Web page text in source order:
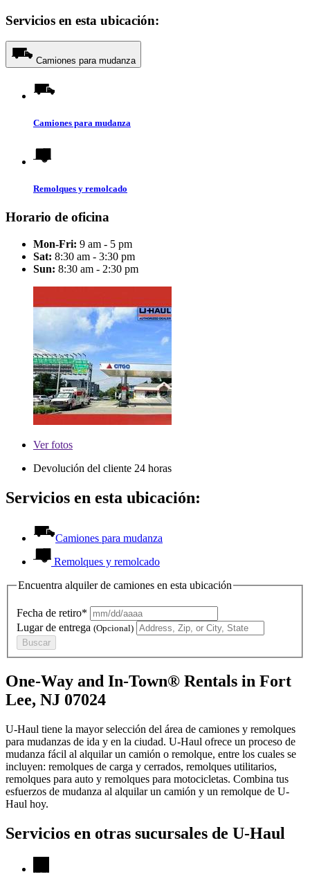
Servicios en esta ubicación:
Camiones para mudanza
Camiones para mudanza
Remolques y remolcado
Horario de oficina
Mon-Fri: 9 am - 5 pm
Sat: 8:30 am - 3:30 pm
Sun: 8:30 am - 2:30 pm
Verfotos
Devolución del cliente 24 horas
Servicios en esta ubicación:
Camiones para mudanza
Remolques y remolcado
Encuentra alquiler de camiones en esta ubicación
Fecha de retiro*
Lugar de entrega (Opcional)
Buscar
One-Way and In-Town® Rentals in Fort
Lee, NJ 07024
U-Haul tiene la mayor selección del área de camiones y remolques
para mudanzas de ida y en la ciudad. U-Haul ofrece un proceso de
mudanza fácil al alquilar un camión o remolque, entre los cuales se
incluyen: remolques de carga y cerrados, remolques utilitarios,
remolques para auto y remolques para motocicletas. Combina tus
esfuerzos de mudanza al alquilar un camión y un remolque de U-
Haul hoy.
Servicios en otras sucursales de U-Haul